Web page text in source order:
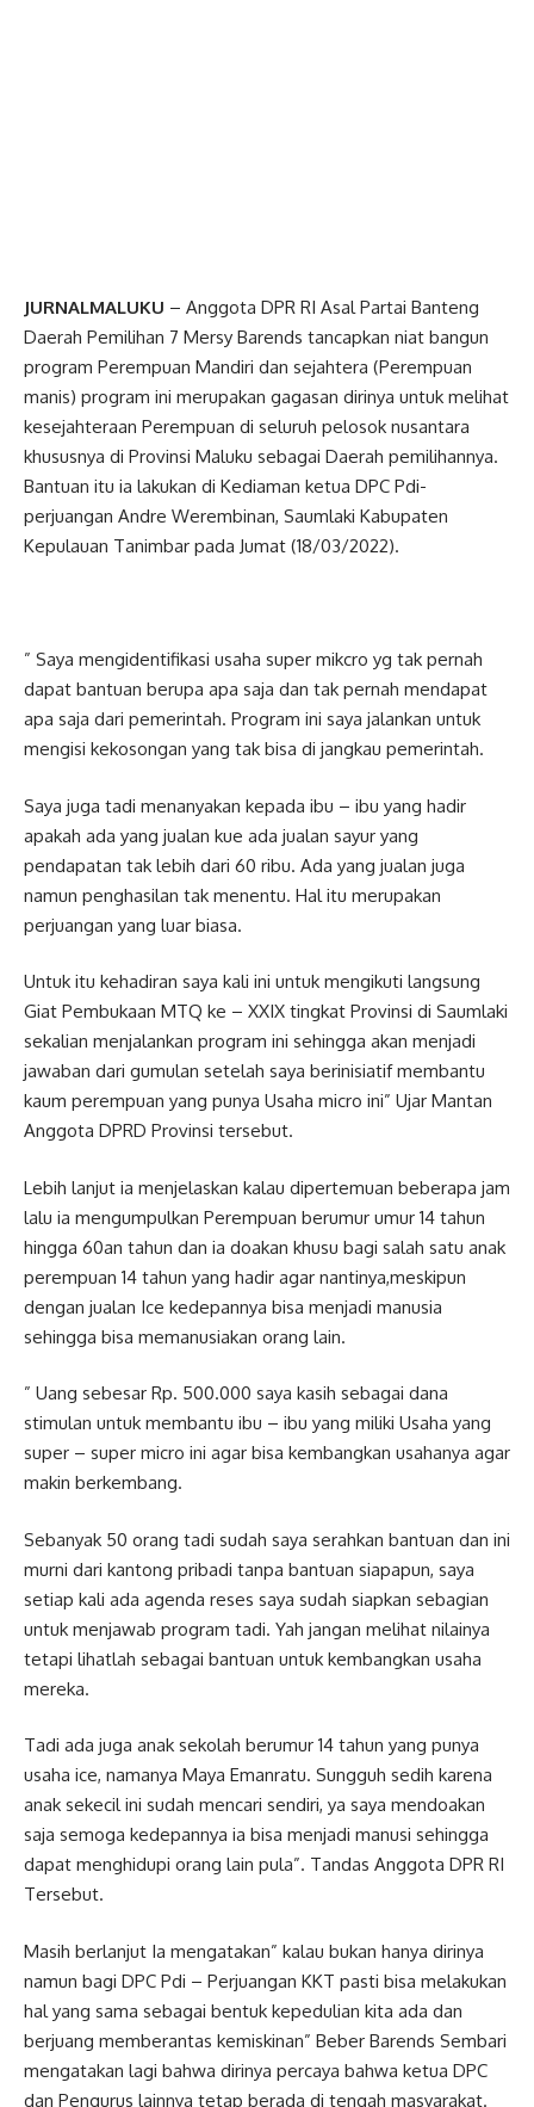
JURNALMALUKU – Anggota DPR RI Asal Partai Banteng
Daerah Pemilihan 7 Mersy Barends tancapkan niat bangun
program Perempuan Mandiri dan sejahtera (Perempuan
manis) program ini merupakan gagasan dirinya untuk melihat
kesejahteraan Perempuan di seluruh pelosok nusantara
khususnya di Provinsi Maluku sebagai Daerah pemilihannya.
Bantuan itu ia lakukan di Kediaman ketua DPC Pdi-
perjuangan Andre Werembinan, Saumlaki Kabupaten
Kepulauan Tanimbar pada Jumat (18/03/2022).
” Saya mengidentifikasi usaha super mikcro yg tak pernah
dapat bantuan berupa apa saja dan tak pernah mendapat
apa saja dari pemerintah. Program ini saya jalankan untuk
mengisi kekosongan yang tak bisa di jangkau pemerintah.
Saya juga tadi menanyakan kepada ibu – ibu yang hadir
apakah ada yang jualan kue ada jualan sayur yang
pendapatan tak lebih dari 60 ribu. Ada yang jualan juga
namun penghasilan tak menentu. Hal itu merupakan
perjuangan yang luar biasa.
Untuk itu kehadiran saya kali ini untuk mengikuti langsung
Giat Pembukaan MTQ ke – XXIX tingkat Provinsi di Saumlaki
sekalian menjalankan program ini sehingga akan menjadi
jawaban dari gumulan setelah saya berinisiatif membantu
kaum perempuan yang punya Usaha micro ini” Ujar Mantan
Anggota DPRD Provinsi tersebut.
Lebih lanjut ia menjelaskan kalau dipertemuan beberapa jam
lalu ia mengumpulkan Perempuan berumur umur 14 tahun
hingga 60an tahun dan ia doakan khusu bagi salah satu anak
perempuan 14 tahun yang hadir agar nantinya,meskipun
dengan jualan Ice kedepannya bisa menjadi manusia
sehingga bisa memanusiakan orang lain.
” Uang sebesar Rp. 500.000 saya kasih sebagai dana
stimulan untuk membantu ibu – ibu yang miliki Usaha yang
super – super micro ini agar bisa kembangkan usahanya agar
makin berkembang.
Sebanyak 50 orang tadi sudah saya serahkan bantuan dan ini
murni dari kantong pribadi tanpa bantuan siapapun, saya
setiap kali ada agenda reses saya sudah siapkan sebagian
untuk menjawab program tadi. Yah jangan melihat nilainya
tetapi lihatlah sebagai bantuan untuk kembangkan usaha
mereka.
Tadi ada juga anak sekolah berumur 14 tahun yang punya
usaha ice, namanya Maya Emanratu. Sungguh sedih karena
anak sekecil ini sudah mencari sendiri, ya saya mendoakan
saja semoga kedepannya ia bisa menjadi manusi sehingga
dapat menghidupi orang lain pula”. Tandas Anggota DPR RI
Tersebut.
Masih berlanjut Ia mengatakan” kalau bukan hanya dirinya
namun bagi DPC Pdi – Perjuangan KKT pasti bisa melakukan
hal yang sama sebagai bentuk kepedulian kita ada dan
berjuang memberantas kemiskinan” Beber Barends Sembari
mengatakan lagi bahwa dirinya percaya bahwa ketua DPC
dan Pengurus lainnya tetap berada di tengah masyarakat.